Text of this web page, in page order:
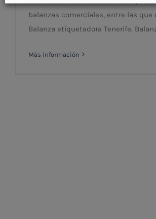
balanzas comerciales, entre las que
Balanza etiquetadora Tenerife.
Más información